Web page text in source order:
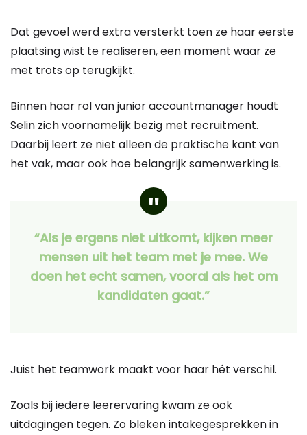
Dat gevoel werd extra versterkt toen ze haar eerste
plaatsing wist te realiseren, een moment waar ze
met trots op terugkijkt.
Binnen haar rol van junior accountmanager houdt
Selin zich voornamelijk bezig met recruitment.
Daarbij leert ze niet alleen de praktische kant van
het vak, maar ook hoe belangrijk samenwerking is.
“Als je ergens niet uitkomt, kijken meer
mensen uit het team met je mee. We
doen het echt samen, vooral als het om
kandidaten gaat.”
Juist het teamwork maakt voor haar hét verschil.
Zoals bij iedere leerervaring kwam ze ook
uitdagingen tegen. Zo bleken intakegesprekken in